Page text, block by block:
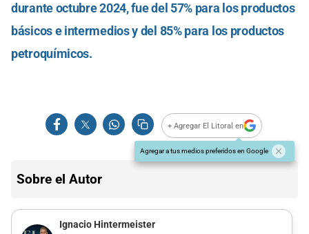
durante octubre 2024, fue del 57% para los productos
básicos e intermedios y del 85% para los productos
petroquímicos.
+ Agregar El Litoral en
Agregar a tus medios preferidos en Google
Sobre el Autor
Ignacio Hintermeister